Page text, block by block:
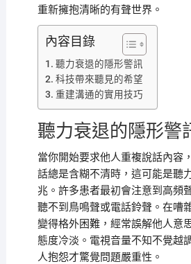
重新擁抱清晰的有聲世界。
內容目錄
聽力衰退的隱形警訊
科技帶來聽見的希望
重建溝通的實用技巧
聽力衰退的隱形警
當你開始要求他人重複說話內容
話總是含糊不清時，這可能是聽
兆。許多患者最初會注意到高頻
聽不到鳥鳴聲或電話鈴聲。在嘈
變得格外困難，經常誤解他人意
態度冷淡。電視音量不知不覺越
人抱怨才驚覺問題嚴重性。